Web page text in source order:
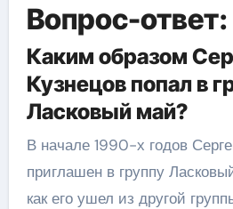
Вопрос-ответ:
Каким образом
Кузнецов попал в
Ласковый май?
В начале 1990-х годов
приглашен в группу
как его ушел из другой